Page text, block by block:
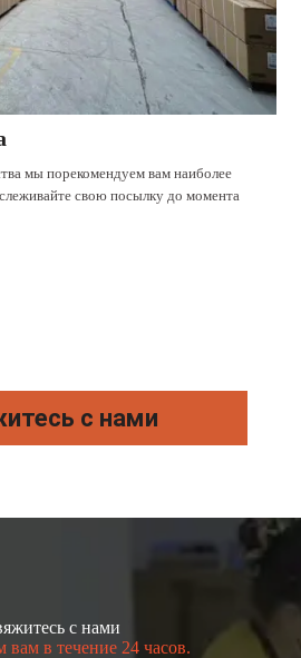
мы порекомендуем вам наиболее
свою посылку до момента
с нами
с нами
в течение 24 часов.